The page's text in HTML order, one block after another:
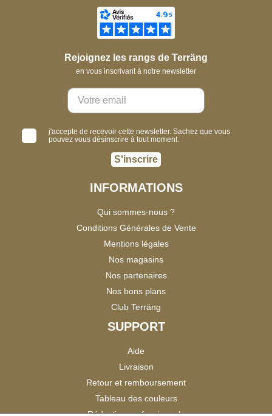
Rejoignez les rangs de Terräng
en vous inscrivant à notre newsletter
j'accepte de recevoir cette newsletter. Sachez que vous
pouvez vous désinscrire à tout moment.
S'inscrire
INFORMATIONS
Qui sommes-nous ?
Conditions Générales de Vente
Mentions légales
Nos magasins
Nos partenaires
Nos bons plans
Club Terräng
SUPPORT
Aide
Livraison
Retour et remboursement
Tableau des couleurs